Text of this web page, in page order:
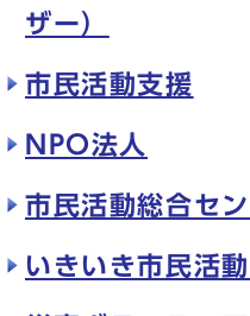
ザー）
市民活動支援
NPO法人
市民活動総合セ
いきいき市民活